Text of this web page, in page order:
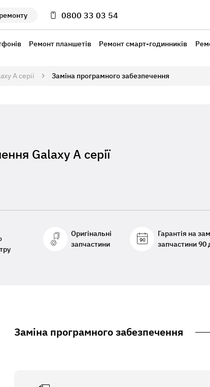
0800 33 03 54
Ремонт планшетів Ремонт смарт-годинників
A серії Заміна програмного забезпечення
Galaxy A серії
Оригінальні
запчастини
Гарантія на
запчастини 90
Заміна програмного забезпечення